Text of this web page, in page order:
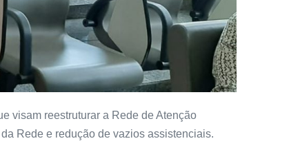
visam reestruturar a Rede de Atenção
Rede e redução de vazios assistenciais.